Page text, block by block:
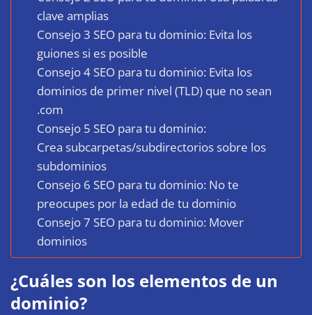
clave amplias
Consejo 3 SEO para tu dominio: Evita los
guiones si es posible
Consejo 4 SEO para tu dominio: Evita los
dominios de primer nivel (TLD) que no sean
.com
Consejo 5 SEO para tu dominio:
Crea subcarpetas/subdirectorios sobre los
subdominios
Consejo 6 SEO para tu dominio: No te
preocupes por la edad de tu dominio
Consejo 7 SEO para tu dominio: Mover
dominios
¿Cuáles son los elementos de un
dominio?